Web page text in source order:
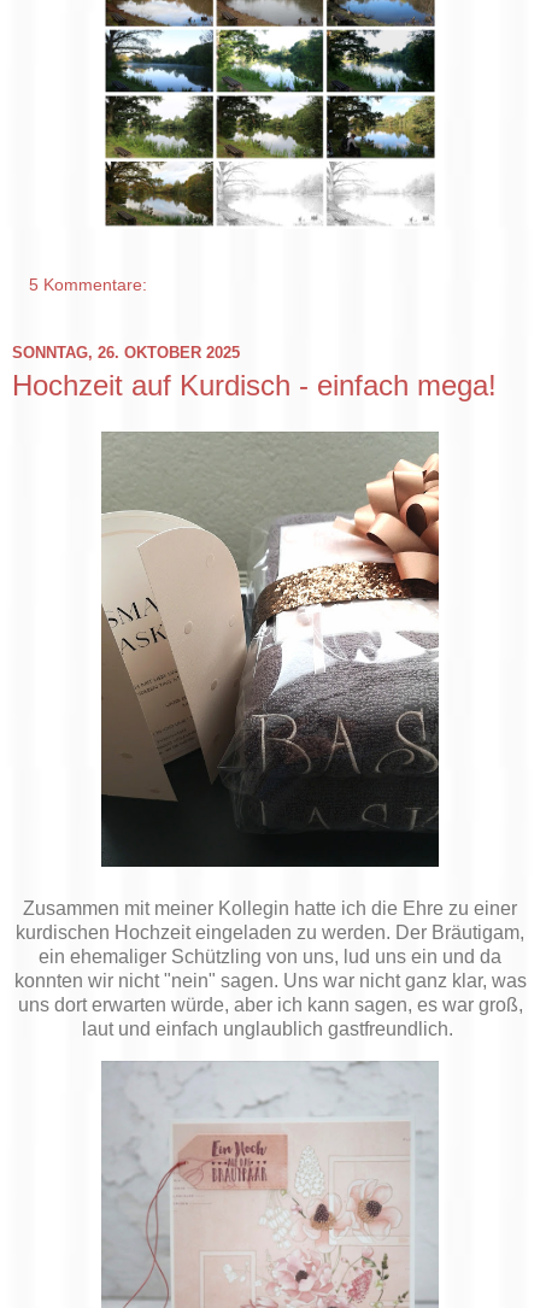
5 Kommentare:
SONNTAG, 26. OKTOBER 2025
Hochzeit auf Kurdisch - einfach mega!
Zusammen mit meiner Kollegin hatte ich die Ehre zu einer
kurdischen Hochzeit eingeladen zu werden. Der Bräutigam,
ein ehemaliger Schützling von uns, lud uns ein und da
konnten wir nicht "nein" sagen. Uns war nicht ganz klar, was
uns dort erwarten würde, aber ich kann sagen, es war groß,
laut und einfach unglaublich gastfreundlich.